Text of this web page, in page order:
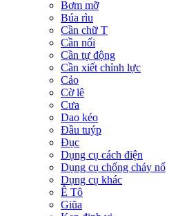
Bơm mỡ
Búa rìu
Cần chữ T
Cần nối
Cần tự động
Cần xiết chỉnh lực
Cảo
Cờ lê
Cưa
Dao kéo
Đầu tuýp
Đục
Dụng cụ cách điện
Dụng cụ chống cháy nổ
Dụng cụ khác
Ê Tô
Giũa